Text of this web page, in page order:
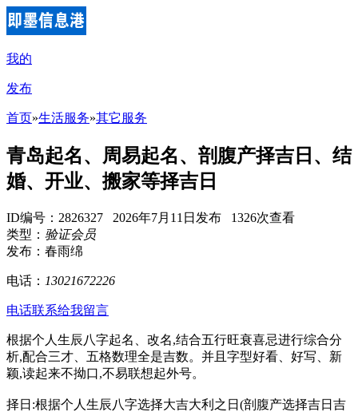
我的
发布
首页»生活服务»其它服务
青岛起名、周易起名、剖腹产择吉日、结
婚、开业、搬家等择吉日
ID编号：2826327 2026年7月11日发布 1326次查看
类型： 验证会员
发布：春雨绵
电话： 13021672226
电话联系给我留言
根据个人生辰八字起名、改名,结合五行旺衰喜忌进行综合分
析,配合三才、五格数理全是吉数。并且字型好看、好写、新
颖,读起来不拗口,不易联想起外号。
择日:根据个人生辰八字选择大吉大利之日(剖腹产选择吉日吉